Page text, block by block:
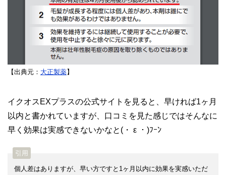
【出典元： 大正製薬】
イクオスEXプラスの公式サイトを見ると、早ければ1ヶ月
以内と書かれていますが、口コミを見た感じではそんなに
早く効果は実感できないかなと(・ ε ・)ﾌｰﾝ
個人差はありますが、早い方ですと1ヶ月以内に効果を実感いただ